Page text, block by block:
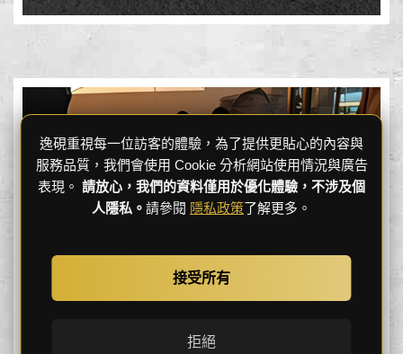
逸硯重視每一位訪客的體驗，為了提供更貼心的內容與
服務品質，我們會使用 Cookie 分析網站使用情況與廣告
表現。 請放心，我們的資料僅用於優化體驗，不涉及個
人隱私。 請參閱 隱私政策了解更多。
接受所有
拒絕